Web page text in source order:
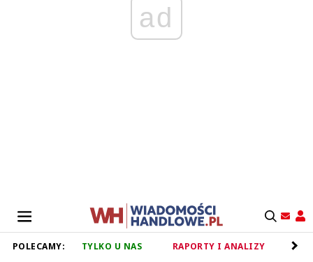
ad
POLECAMY: TYLKO U NAS RAPORTY I ANALIZY